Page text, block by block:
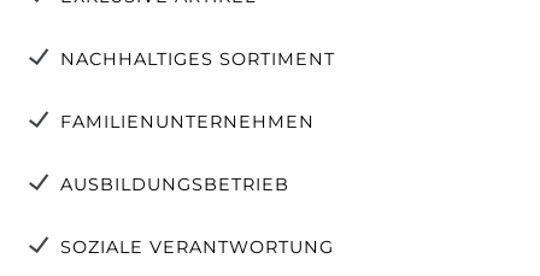
NACHHALTIGES SORTIMENT
FAMILIENUNTERNEHMEN
AUSBILDUNGSBETRIEB
SOZIALE VERANTWORTUNG